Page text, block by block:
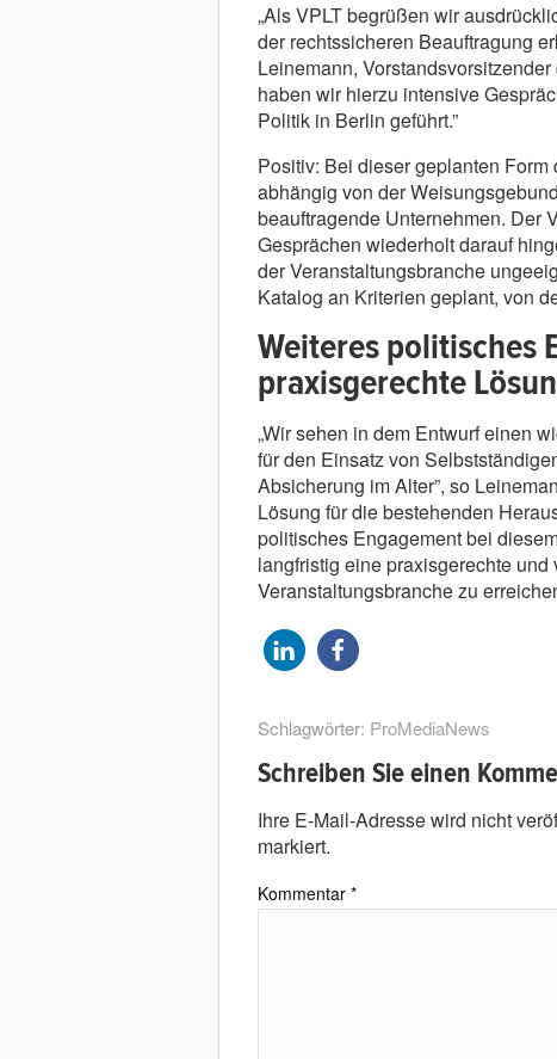
„Als VPLT begrüßen wir
der rechtssicheren Beauftragung
Leinemann,
haben wir hierzu intensive
Politik in Berlin geführt.”
Positiv: Bei dieser geplanten
abhängig von der
beauftragende Unternehmen. Der
Gesprächen wiederholt darauf
der Veranstaltungsbranche
Katalog an Kriterien geplant, von
Weiteres politisches
praxisgerechte
„Wir sehen in dem Entwurf einen
für den Einsatz von
Absicherung im Alter”, so
Lösung für die bestehenden
politisches Engagement bei
langfristig eine praxisgerechte
Veranstaltungsbranche zu
Schlagwörter: ProMediaNews
Schreiben Sie einen
Ihre E-Mail-Adresse wird nicht
markiert.
Kommentar *